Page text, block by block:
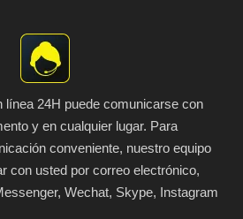
línea 24H puede comunicarse con
y en cualquier lugar. Para
conveniente, nuestro equipo
con usted por correo electrónico,
Wechat, Skype, Instagram